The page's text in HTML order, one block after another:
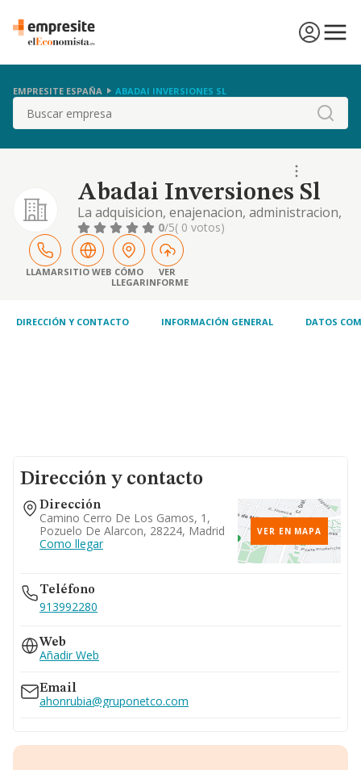
EMPRESITE ESPAÑA ABADAI INVERSIONES SL
Buscar
Abadai Inversiones Sl
La adquisicion, enajenacion, administracion,
tenencia y deposito de acciones
obligaciones, participaciones y titulos
valores de sociedades y entidades de todo
tipo, coticen o no en bolsa, siempre por
cuenta propia, sin q
0/5( 0 votos)
LLAMARSITIO WEB CÓMO
LLEGAR
VER
INFORME
DIRECCIÓN Y CONTACTO INFORMACIÓN GENERAL DATOS
Dirección y contacto
Dirección
Camino Cerro De Los Gamos, 1,
Pozuelo De Alarcon, 28224, Madrid
Como llegar
VER EN MAPA
Teléfono
913992280
Web
Añadir Web
Email
ahonrubia@gruponetco.com